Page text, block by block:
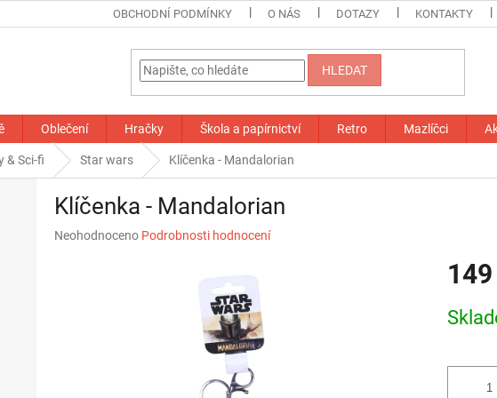
OBCHODNÍ PODMÍNKY O NÁS DOTAZY KONTAKTY
HLEDAT
Oblečení Hračky Škola a papírnictví Retro Mazlíčci
& Sci-fi Star wars Klíčenka - Mandalorian
Klíčenka - Mandalorian
Průměrné
Neohodnoceno Podrobnosti hodnocení
cena: